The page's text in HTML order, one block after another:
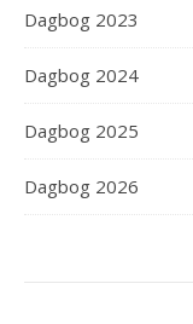
Dagbog 2023
Dagbog 2024
Dagbog 2025
Dagbog 2026